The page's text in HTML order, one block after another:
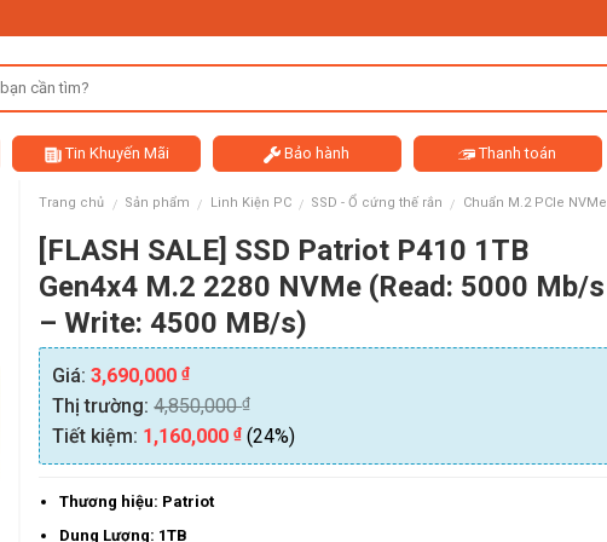
Tin Khuyến Mãi Bảo hành Thanh toán
Trang chủ / Sản phẩm / Linh Kiện PC / SSD - Ổ cứng thế rắn / Chuẩn M.2 PCIe NVMe
[FLASH SALE] SSD Patriot P410 1TB
Gen4x4 M.2 2280 NVMe (Read: 5000 Mb/s
– Write: 4500 MB/s)
Giá: 3,690,000₫
Thị trường: 4,850,000₫
Tiết kiệm: 1,160,000₫ (24%)
Thương hiệu: Patriot
Dung Lượng: 1TB